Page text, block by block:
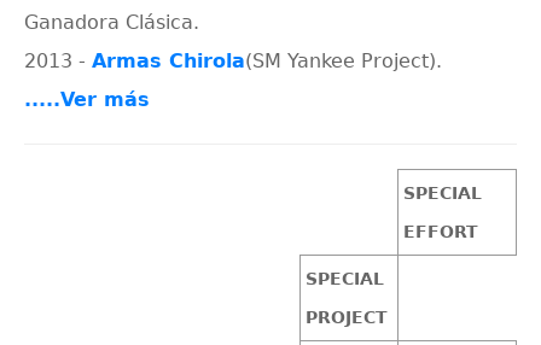
Ganadora Clásica.
2013 - Armas Chirola(SM Yankee Project).
.....Ver más
SPECIAL
EFFORT
SPECIAL
PROJECT